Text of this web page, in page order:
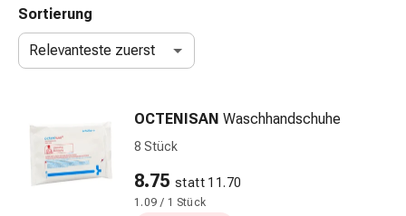
Hautirritation
&
Elastische
Binden
Fingerverbände
Fixierpflaster
Sortierung
Relevanteste zuerst
OCTENISAN Waschhandschuhe
8 Stück
8.75 statt 11.70
1.09 / 1 Stück